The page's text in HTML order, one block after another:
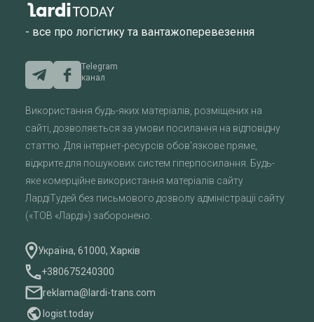
- все про логістику та вантажоперевезення
Telegram
канал
Використання будь-яких матеріалів, розміщених на
сайті, дозволяється за умови посилання на відповідну
статтю. Для інтернет-ресурсів обов'язкове пряме,
відкрите для пошукових систем гіперпосилання. Будь-
яке комерційне використання матеріалів сайту
ЛардіТудей без письмового дозволу адміністрації сайту
(«ТОВ «Ларді») заборонено.
Україна, 61000, Харків
+380675240300
reklama@lardi-trans.com
logist.today